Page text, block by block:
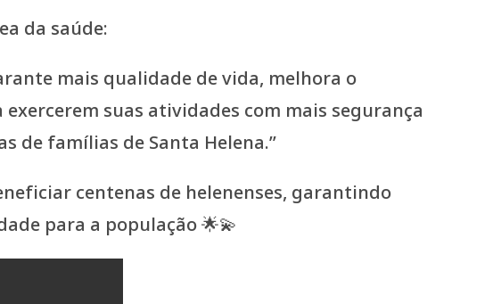
da saúde:
mais qualidade de vida, melhora o
suas atividades com mais segurança
de famílias de Santa Helena.”
centenas de helenenses, garantindo
para a população 🌟💫